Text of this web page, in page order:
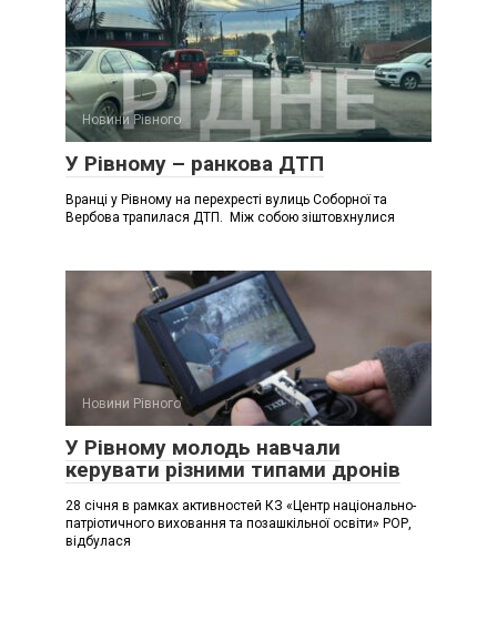
Новини Рівного
У Рівному – ранкова ДТП
Вранці у Рівному на перехресті вулиць Соборної та
Вербова трапилася ДТП. Між собою зіштовхнулися
Новини Рівного
У Рівному молодь навчали
керувати різними типами дронів
28 січня в рамках активностей КЗ «Центр національно-
патріотичного виховання та позашкільної освіти» РОР,
відбулася